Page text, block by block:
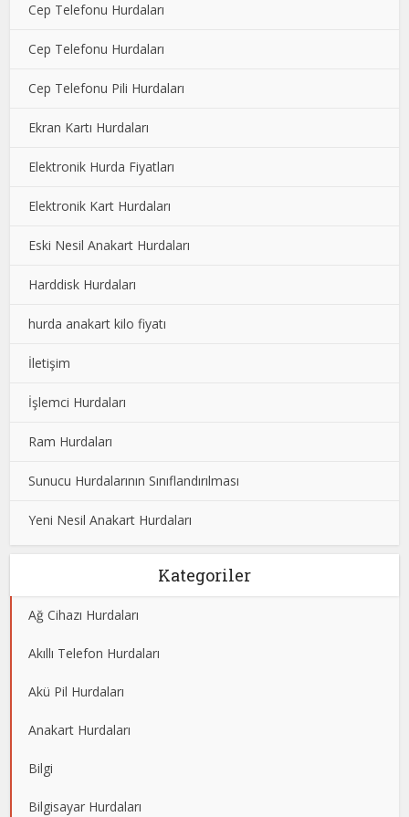
Cep Telefonu Hurdaları
Cep Telefonu Hurdaları
Cep Telefonu Pili Hurdaları
Ekran Kartı Hurdaları
Elektronik Hurda Fiyatları
Elektronik Kart Hurdaları
Eski Nesil Anakart Hurdaları
Harddisk Hurdaları
hurda anakart kilo fiyatı
İletişim
İşlemci Hurdaları
Ram Hurdaları
Sunucu Hurdalarının Sınıflandırılması
Yeni Nesil Anakart Hurdaları
Kategoriler
Ağ Cihazı Hurdaları
Akıllı Telefon Hurdaları
Akü Pil Hurdaları
Anakart Hurdaları
Bilgi
Bilgisayar Hurdaları